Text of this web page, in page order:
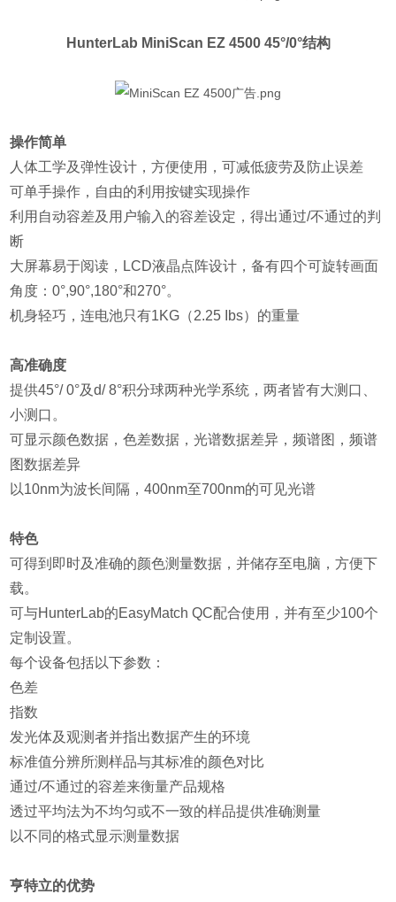
HunterLab MiniScan EZ 4500 45°/0°结构
操作简单
人体工学及弹性设计，方便使用，可减低疲劳及防止误差
可单手操作，自由的利用按键实现操作
利用自动容差及用户输入的容差设定，得出通过/不通过的判
断
大屏幕易于阅读，LCD液晶点阵设计，备有四个可旋转画面
角度：0°,90°,180°和270°。
机身轻巧，连电池只有1KG（2.25 Ibs）的重量
高准确度
提供45°/ 0°及d/ 8°积分球两种光学系统，两者皆有大测口、
小测口。
可显示颜色数据，色差数据，光谱数据差异，频谱图，频谱
图数据差异
以10nm为波长间隔，400nm至700nm的可见光谱
特色
可得到即时及准确的颜色测量数据，并储存至电脑，方便下
载。
可与HunterLab的EasyMatch QC配合使用，并有至少100个
定制设置。
每个设备包括以下参数：
色差
指数
发光体及观测者并指出数据产生的环境
标准值分辨所测样品与其标准的颜色对比
通过/不通过的容差来衡量产品规格
透过平均法为不均匀或不一致的样品提供准确测量
以不同的格式显示测量数据
亨特立的优势